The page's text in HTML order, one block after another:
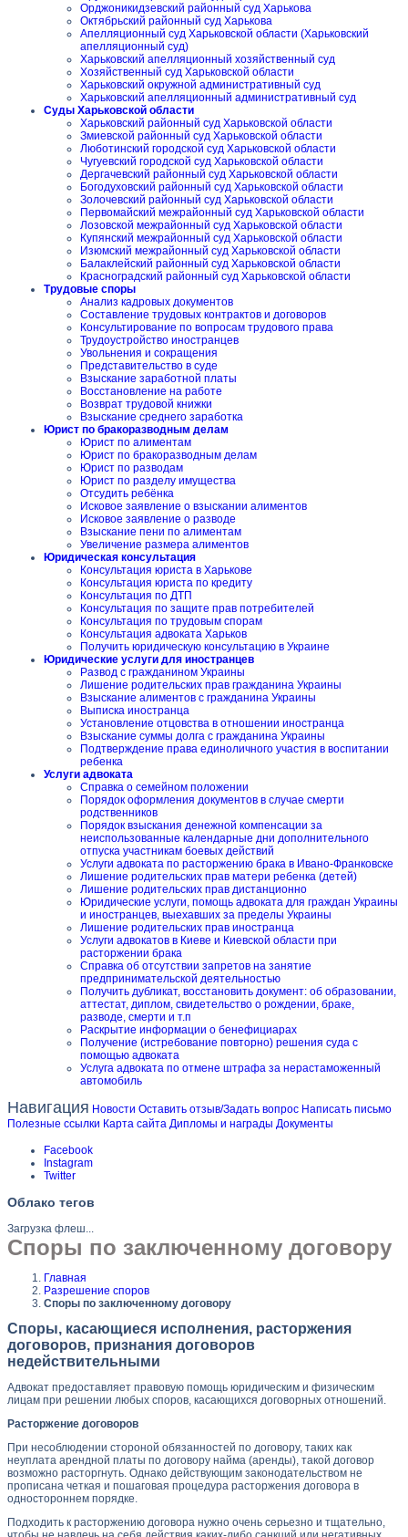
Орджоникидзевский районный суд Харькова
Октябрьский районный суд Харькова
Апелляционный суд Харьковской области (Харьковский
апелляционный суд)
Харьковский апелляционный хозяйственный суд
Хозяйственный суд Харьковской области
Харьковский окружной административный суд
Харьковский апелляционный административный суд
Суды Харьковской области
Харьковский районный суд Харьковской области
Змиевской районный суд Харьковской области
Люботинский городской суд Харьковской области
Чугуевский городской суд Харьковской области
Дергачевский районный суд Харьковской области
Богодуховский районный суд Харьковской области
Золочевский районный суд Харьковской области
Первомайский межрайонный суд Харьковской области
Лозовской межрайонный суд Харьковской области
Купянский межрайонный суд Харьковской области
Изюмский межрайонный суд Харьковской области
Балаклейский районный суд Харьковской области
Красноградский районный суд Харьковской области
Трудовые споры
Анализ кадровых документов
Составление трудовых контрактов и договоров
Консультирование по вопросам трудового права
Трудоустройство иностранцев
Увольнения и сокращения
Представительство в суде
Взыскание заработной платы
Восстановление на работе
Возврат трудовой книжки
Взыскание среднего заработка
Юрист по бракоразводным делам
Юрист по алиментам
Юрист по бракоразводным делам
Юрист по разводам
Юрист по разделу имущества
Отсудить ребёнка
Исковое заявление о взыскании алиментов
Исковое заявление о разводе
Взыскание пени по алиментам
Увеличение размера алиментов
Юридическая консультация
Консультация юриста в Харькове
Консультация юриста по кредиту
Консультация по ДТП
Консультация по защите прав потребителей
Консультация по трудовым спорам
Консультация адвоката Харьков
Получить юридическую консультацию в Украине
Юридические услуги для иностранцев
Развод с гражданином Украины
Лишение родительских прав гражданина Украины
Взыскание алиментов с гражданина Украины
Выписка иностранца
Установление отцовства в отношении иностранца
Взыскание суммы долга с гражданина Украины
Подтверждение права единоличного участия в воспитании
ребенка
Услуги адвоката
Справка о семейном положении
Порядок оформления документов в случае смерти
родственников
Порядок взыскания денежной компенсации за
неиспользованные календарные дни дополнительного
отпуска участникам боевых действий
Услуги адвоката по расторжению брака в Ивано-Франковске
Лишение родительских прав матери ребенка (детей)
Лишение родительских прав дистанционно
Юридические услуги, помощь адвоката для граждан Украины
и иностранцев, выехавших за пределы Украины
Лишение родительских прав иностранца
Услуги адвокатов в Киеве и Киевской области при
расторжении брака
Справка об отсутствии запретов на занятие
предпринимательской деятельностью
Получить дубликат, восстановить документ: об образовании,
аттестат, диплом, свидетельство о рождении, браке,
разводе, смерти и т.п
Раскрытие информации о бенефициарах
Получение (истребование повторно) решения суда с
помощью адвоката
Услуга адвоката по отмене штрафа за нерастаможенный
автомобиль
Навигация Новости Оставить отзыв/Задать вопрос Написать письмо
Полезные ссылки Карта сайта Дипломы и награды Документы
Facebook
Instagram
Twitter
Облако тегов
Загрузка флеш...
Споры по заключенному договору
Главная
Разрешение споров
Споры по заключенному договору
Споры, касающиеся исполнения, расторжения
договоров, признания договоров
недействительными
Адвокат предоставляет правовую помощь юридическим и физическим
лицам при решении любых споров, касающихся договорных отношений.
Расторжение договоров
При несоблюдении стороной обязанностей по договору, таких как
неуплата арендной платы по договору найма (аренды), такой договор
возможно расторгнуть. Однако действующим законодательством не
прописана четкая и пошаговая процедура расторжения договора в
одностороннем порядке.
Подходить к расторжению договора нужно очень серьезно и тщательно,